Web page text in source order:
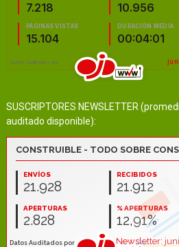
SUSCRIPTORES NEWSLETTER
auditado disponible):